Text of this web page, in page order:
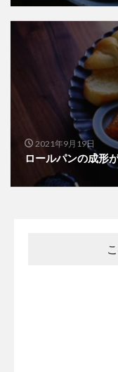
2021年9月19日
ロールパンの成形